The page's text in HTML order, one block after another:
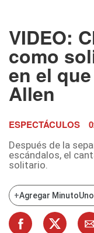
VIDEO:
como
en el
Allen
ESPECTÁCULOS
Después de la
escándalos, el
solitario.
+Agregar